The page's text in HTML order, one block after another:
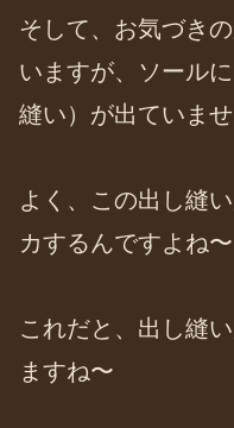
そして、お気づき
いますが、ソール
縫い）が出ていませ
よく、この出し縫
カするんですよね〜
これだと、出し縫
ますね〜